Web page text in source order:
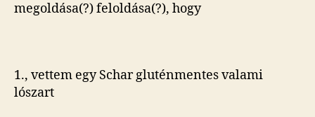
megoldása(?) feloldása(?), hogy
1., vettem egy Schar gluténmentes valami
lószart